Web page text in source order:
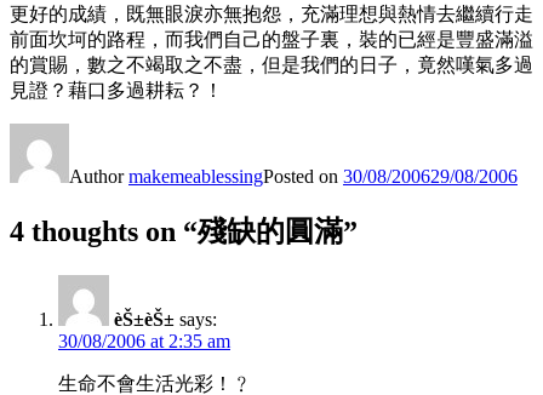
更好的成績，既無眼淚亦無抱怨，充滿理想與熱情去繼續行走
前面坎坷的路程，而我們自己的盤子裏，裝的已經是豐盛滿溢
的賞賜，數之不竭取之不盡，但是我們的日子，竟然嘆氣多過
見證？藉口多過耕耘？！
AuthormakemeablessingPosted on 30/08/200629/08/2006
4 thoughts on “殘缺的圓滿”
èŠ±èŠ± says:
30/08/2006 at 2:35 am
生命不會生活光彩！﹖